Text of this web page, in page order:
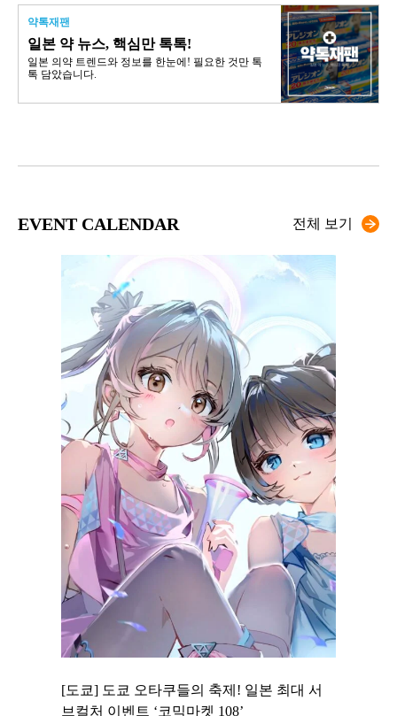
약톡재팬
일본 약 뉴스, 핵심만 톡톡!
일본 의약 트렌드와 정보를 한눈에! 필요한 것만 톡
톡 담았습니다.
EVENT CALENDAR 전체 보기
[도쿄] 도쿄 오타쿠들의 축제! 일본 최대 서
브컬처 이벤트 ‘코믹마켓 108’